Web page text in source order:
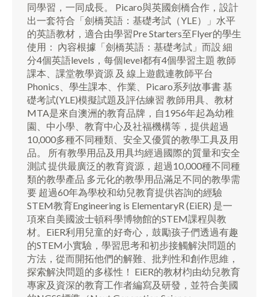
同學習，一同成長。 Picaro與英國劍橋合作，設計
出一套符合「劍橋英語：基礎考試（YLE）」水平
的英語教材，適合由學習Pre Starters至Flyer的學生
使用： 內容根據「劍橋英語：基礎考試」而設 細
分4個英語levels，每個level都有4個學習主題 教師
課本、課堂教學資源 及 線上遊戲連教師平台
Phonics、學生課本、作業、Picaro系列故事書 基
礎考試(YLE)模擬試題及評估練習 教師用具、教材
MTA是來自澳洲的教育品牌，自1956年起為幼稚
園、中小學、教育中心及社福機構等，提供超過
10,000多種不同種類、安全又優質的教學工具及用
品。 所有教學用品及用具均經過國際的質量和安全
測試 提供最廣泛的教育資源，超過10,000種不同種
類的教學產品 多元化的教學用品滿足不同的教學需
要 超過60年為學校和幼兒教育提供咨詢的經驗
STEM教育Engineering is ElementaryR (EiER) 是一
項來自美國波士頓科學博物館的STEM課程與教
材。EiER利用兒童的好奇心，鼓勵孩子們透過有趣
的STEM小實驗，學習思考和初步接觸解決問題的
方法，從而開拓他們的解難、批判性和創作思維，
探索解決問題的多樣性！ EiER的教材枃由幼兒教育
專家及資深的教育工作者編寫及研發，並符合美國